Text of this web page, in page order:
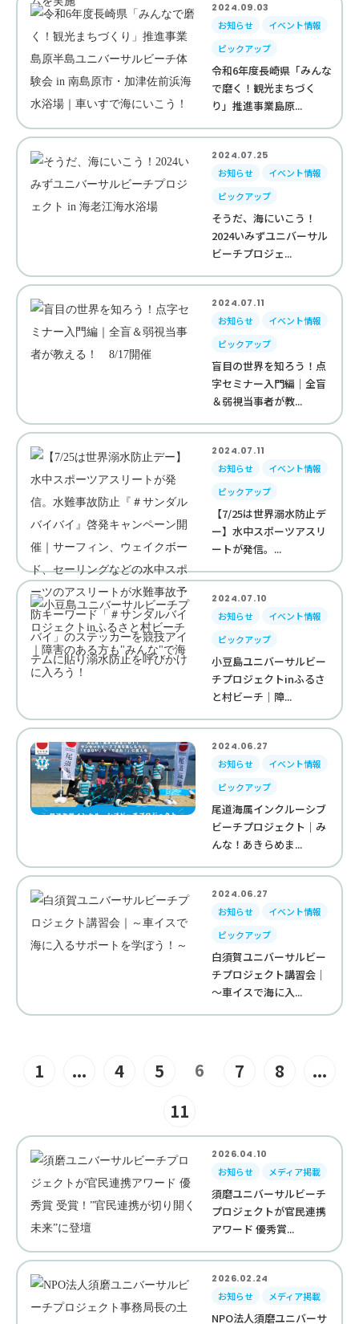
2024.09.03
お知らせ
イベント情報
ピックアップ
令和6年度長崎県「みんな
で磨く！観光まちづく
り」推進事業島原...
2024.07.25
お知らせ
イベント情報
ピックアップ
そうだ、海にいこう！
2024いみずユニバーサル
ビーチプロジェ...
2024.07.11
お知らせ
イベント情報
ピックアップ
盲目の世界を知ろう！点
字セミナー入門編｜全盲
＆弱視当事者が教...
2024.07.11
お知らせ
イベント情報
ピックアップ
【7/25は世界溺水防止デ
ー】水中スポーツアスリ
ートが発信。...
2024.07.10
お知らせ
イベント情報
ピックアップ
小豆島ユニバーサルビー
チプロジェクトinふるさ
と村ビーチ｜障...
2024.06.27
お知らせ
イベント情報
ピックアップ
尾道海属インクルーシブ
ビーチプロジェクト｜み
んな！あきらめま...
2024.06.27
お知らせ
イベント情報
ピックアップ
白須賀ユニバーサルビー
チプロジェクト講習会｜
～車イスで海に入...
1 ... 4 5 6 7 8
...
11
2026.04.10
お知らせ
メディア掲載
須磨ユニバーサルビーチ
プロジェクトが官民連携
アワード 優秀賞...
2026.02.24
お知らせ
メディア掲載
NPO法人須磨ユニバーサ